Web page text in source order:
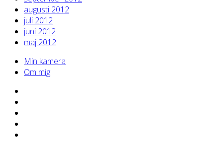
augusti 2012
juli 2012
juni 2012
maj 2012
Min kamera
Om mig